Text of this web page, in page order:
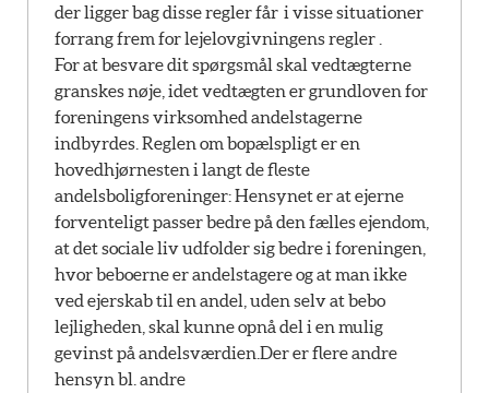
der ligger bag disse regler får i visse situationer
forrang frem for lejelovgivningens regler .
For at besvare dit spørgsmål skal vedtægterne
granskes nøje, idet vedtægten er grundloven for
foreningens virksomhed andelstagerne
indbyrdes. Reglen om bopælspligt er en
hovedhjørnesten i langt de fleste
andelsboligforeninger: Hensynet er at ejerne
forventeligt passer bedre på den fælles ejendom,
at det sociale liv udfolder sig bedre i foreningen,
hvor beboerne er andelstagere og at man ikke
ved ejerskab til en andel, uden selv at bebo
lejligheden, skal kunne opnå del i en mulig
gevinst på andelsværdien.Der er flere andre
hensyn bl. andre